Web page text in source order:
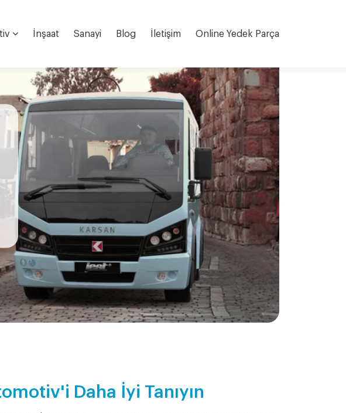
İnşaat Sanayi Blog İletişim Online Yedek Parça
Daha İyi Tanıyın